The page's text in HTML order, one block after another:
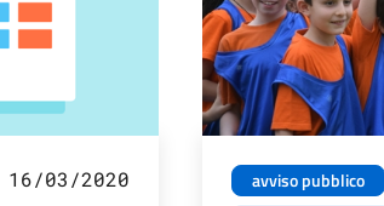
16/03/2020
avviso pubblico